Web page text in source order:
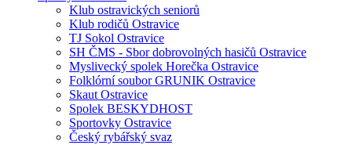
Klub ostravických seniorů
Klub rodičů Ostravice
TJ Sokol Ostravice
SH ČMS - Sbor dobrovolných hasičů Ostravice
Myslivecký spolek Horečka Ostravice
Folklórní soubor GRUNIK Ostravice
Skaut Ostravice
Spolek BESKYDHOST
Sportovky Ostravice
Český rybářský svaz